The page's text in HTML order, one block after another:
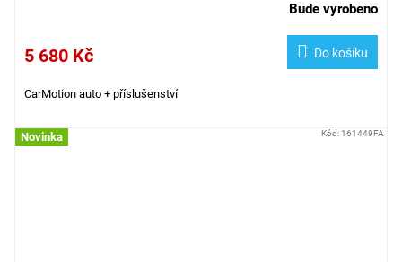
Bude vyrobeno
5 680 Kč Do košíku
CarMotion auto + příslušenství
Novinka Kód: 161449FA